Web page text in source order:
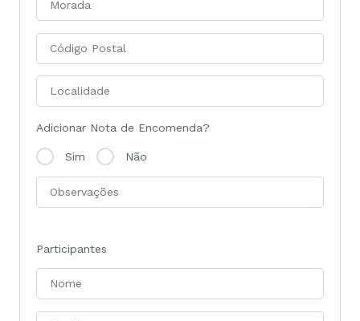
Adicionar Nota de Encomenda?
Sim Não
Participantes